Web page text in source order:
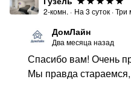
2-комн. · На 3 суток ·Три
ДомЛайн
Два месяца назад
Спасибо вам! Очень
Мы правда